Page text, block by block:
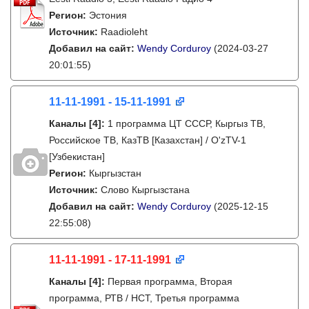
Регион: Эстония
Источник: Raadioleht
Добавил на сайт: Wendy Corduroy (2024-03-27
20:01:55)
11-11-1991 - 15-11-1991
Каналы [4]: 1 программа ЦТ СССР, Кыргыз ТВ,
Российское ТВ, КазТВ [Казахстан] / O'zTV-1
[Узбекистан]
Регион: Кыргызстан
Источник: Слово Кыргызстана
Добавил на сайт: Wendy Corduroy (2025-12-15
22:55:08)
11-11-1991 - 17-11-1991
Каналы [4]: Первая программа, Вторая
программа, РТВ / НСТ, Третья программа